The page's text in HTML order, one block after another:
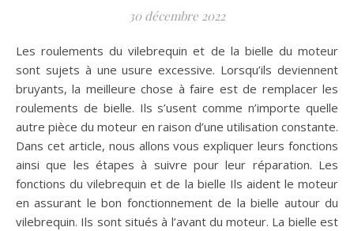
30 décembre 2022
Les roulements du vilebrequin et de la bielle du moteur
sont sujets à une usure excessive. Lorsqu’ils deviennent
bruyants, la meilleure chose à faire est de remplacer les
roulements de bielle. Ils s’usent comme n’importe quelle
autre pièce du moteur en raison d’une utilisation constante.
Dans cet article, nous allons vous expliquer leurs fonctions
ainsi que les étapes à suivre pour leur réparation. Les
fonctions du vilebrequin et de la bielle Ils aident le moteur
en assurant le bon fonctionnement de la bielle autour du
vilebrequin. Ils sont situés à l’avant du moteur. La bielle est